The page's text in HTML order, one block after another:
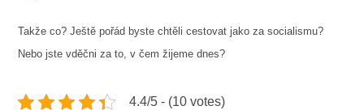
Takže co? Ještě pořád byste chtěli cestovat jako za socialismu?
Nebo jste vděčni za to, v čem žijeme dnes?
4.4/5 - (10 votes)